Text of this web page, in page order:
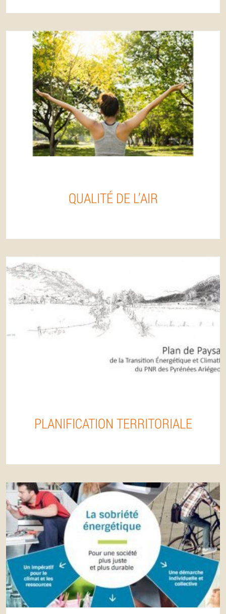
QUALITÉ DE L’AIR
PLANIFICATION TERRITORIALE